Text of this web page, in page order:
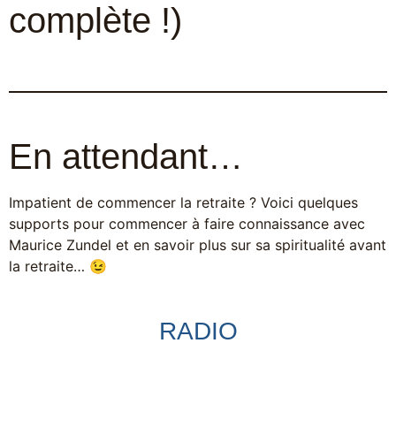
complète !)
En attendant…
Impatient de commencer la retraite ? Voici quelques
supports pour commencer à faire connaissance avec
Maurice Zundel et en savoir plus sur sa spiritualité avant
la retraite… 😉
RADIO